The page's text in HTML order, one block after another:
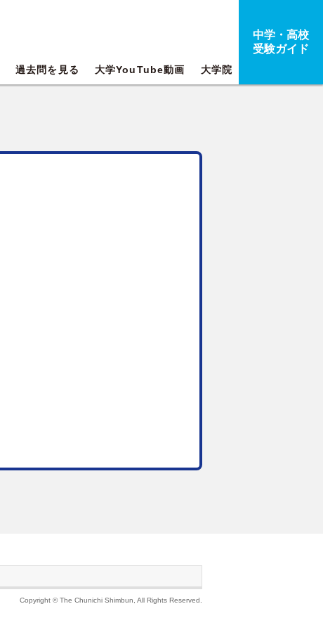
過去問を見る 大学YouTube動画 大学院
中学・高校
受験ガイド
Copyright © The Chunichi Shimbun, All Rights Reserved.